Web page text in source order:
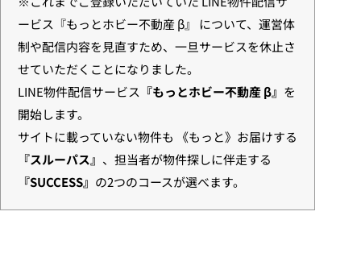
ービス『もっとホビー不動産 β』 について、運営体
制や配信内容を見直すため、一旦サービスを休止さ
せていただくことになりました。
LINE物件配信サービス 『もっとホビー不動産 β』 を
開始します。
サイトに載っていない物件も 《もっと》お届けする
『スルーパス』 、担当者が物件探しに伴走する
『SUCCESS』 の2つのコースが選べます。